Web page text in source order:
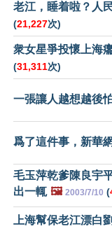
老江，睡着啦？人
(21,227次)
衆女星爭投懷上海
(31,311次)
一張讓人越想越後
爲了這件事，新華
毛玉萍乾爹陳良宇
出一輒 🖼️ 2003/7/10 (
上海幫保老江漂白